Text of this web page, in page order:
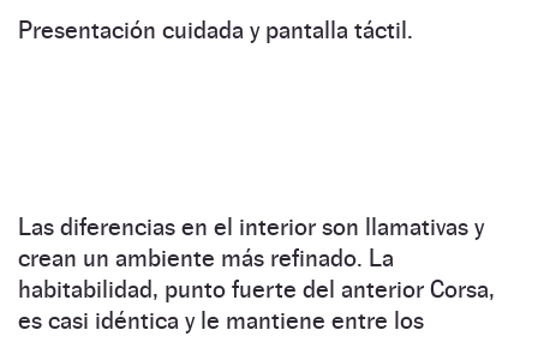
Presentación cuidada y pantalla táctil.
Las diferencias en el interior son llamativas y
crean un ambiente más refinado. La
habitabilidad, punto fuerte del anterior Corsa,
es casi idéntica y le mantiene entre los